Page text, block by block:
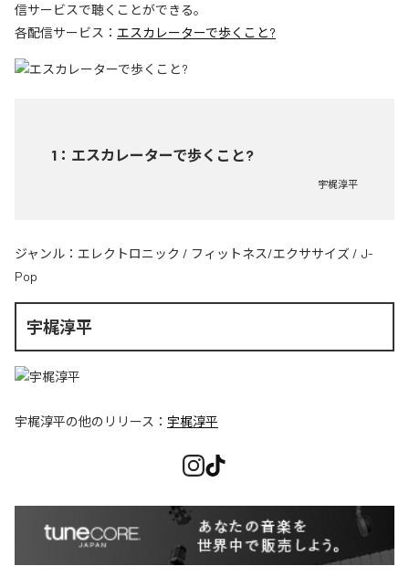
信サービスで聴くことができる。
各配信サービス： エスカレーターで歩くこと?
1 ： エスカレーターで歩くこと?
宇梶淳平
ジャンル： エレクトロニック / フィットネス/エクササイズ / J-
Pop
宇梶淳平
宇梶淳平の他のリリース： 宇梶淳平